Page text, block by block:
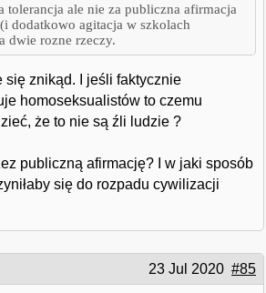
tolerancja ale nie za publiczna afirmacja
dodatkowo agitacja w szkolach
dwie rozne rzeczy.
się znikąd. I jeśli faktycznie
homoseksualistów to czemu
że to nie są źli ludzie ?
publiczną afirmację? I w jaki sposób
się do rozpadu cywilizacji
23 Jul 2020 #85